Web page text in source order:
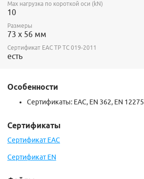
Max нагрузка по короткой оси (kN)
10
Размеры
73 x 56 мм
Сертификат ЕАС ТР ТС 019-2011
есть
Особенности
Сертификаты: ЕАС, EN 362, EN 12275
Сертификаты
Сертификат ЕАС
Сертификат EN